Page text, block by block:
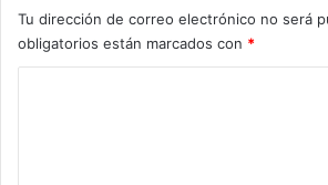
Tu dirección de correo electrónico no será
obligatorios están marcados con *